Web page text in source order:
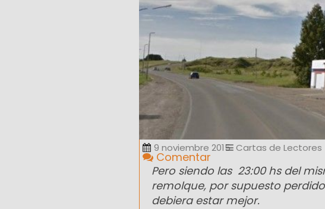
9 noviembre 2015 Cartas de Lectores
Comentar
Pero siendo las 23:00 hs del
remolque, por supuesto
debiera estar mejor.